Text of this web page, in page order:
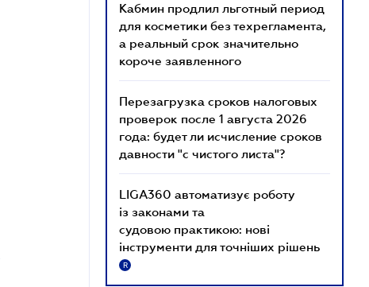
Кабмин продлил льготный период
для косметики без техрегламента,
а реальный срок значительно
короче заявленного
Перезагрузка сроков налоговых
проверок после 1 августа 2026
года: будет ли исчисление сроков
давности "с чистого листа"?
LIGA360 автоматизує роботу
із законами та
судовою практикою: нові
інструменти для точніших рішень
R